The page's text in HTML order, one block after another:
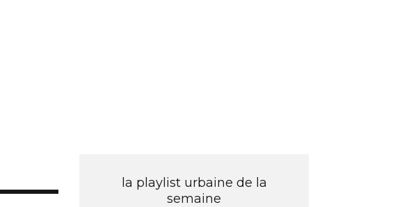
la playlist urbaine de la
semaine